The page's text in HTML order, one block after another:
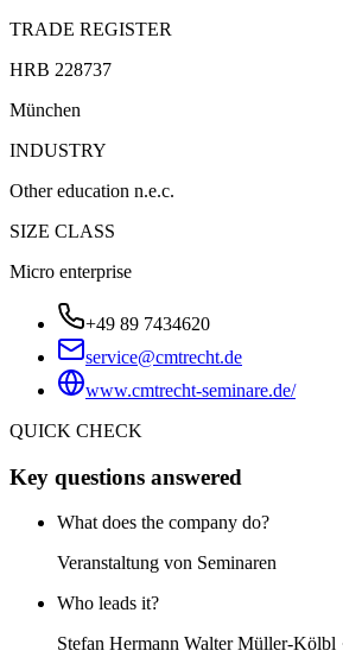
TRADE REGISTER
HRB 228737
München
INDUSTRY
Other education n.e.c.
SIZE CLASS
Micro enterprise
+49 89 7434620
service@cmtrecht.de
www.cmtrecht-seminare.de/
QUICK CHECK
Key questions answered
What does the company do?
Veranstaltung von Seminaren
Who leads it?
Stefan Hermann Walter Müller-Kölbl